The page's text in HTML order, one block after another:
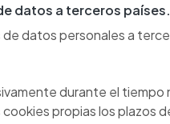
datos a terceros países.
datos personales a
durante el
propias los plazos